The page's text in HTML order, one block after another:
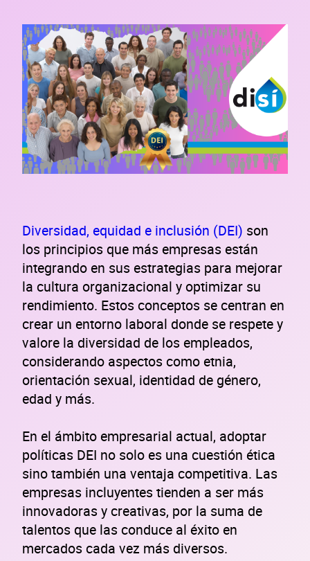
Diversidad, equidad e inclusión (DEI) son
los principios que más empresas están
integrando en sus estrategias para mejorar
la cultura organizacional y optimizar su
rendimiento. Estos conceptos se centran en
crear un entorno laboral donde se respete y
valore la diversidad de los empleados,
considerando aspectos como etnia,
orientación sexual, identidad de género,
edad y más.
En el ámbito empresarial actual, adoptar
políticas DEI no solo es una cuestión ética
sino también una ventaja competitiva. Las
empresas incluyentes tienden a ser más
innovadoras y creativas, por la suma de
talentos que las conduce al éxito en
mercados cada vez más diversos.